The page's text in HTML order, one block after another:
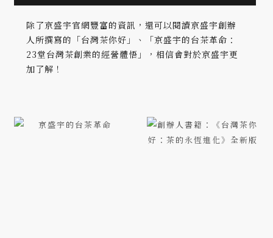
除了京盛宇官網豐富的資訊，還可以閱讀京盛宇創辦
人所撰寫的「台灣茶你好」、「京盛宇的台茶革命：
23堂台灣茶創業的經營體悟」，相信會對於京盛宇更
加了解！